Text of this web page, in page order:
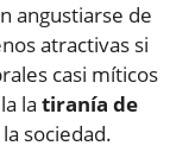
angustiarse de
atractivas si
casi míticos
la tiranía de
sociedad.